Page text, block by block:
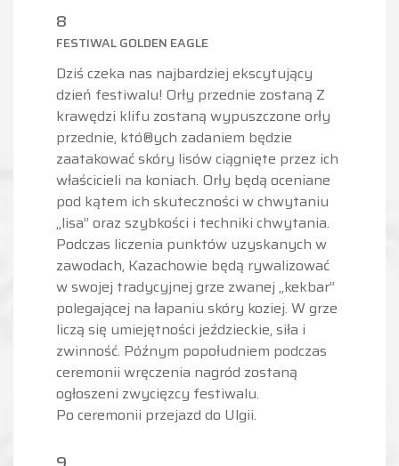
8
FESTIWAL GOLDEN EAGLE
Dziś czeka nas najbardziej ekscytujący
dzień festiwalu! Orły przednie zostaną Z
krawędzi klifu zostaną wypuszczone orły
przednie, któ®ych zadaniem będzie
zaatakować skóry lisów ciągnięte przez ich
właścicieli na koniach. Orły będą oceniane
pod kątem ich skuteczności w chwytaniu
„lisa” oraz szybkości i techniki chwytania.
Podczas liczenia punktów uzyskanych w
zawodach, Kazachowie będą rywalizować
w swojej tradycyjnej grze zwanej „kekbar”
polegającej na łapaniu skóry koziej. W grze
liczą się umiejętności jeździeckie, siła i
zwinność. Późnym popołudniem podczas
ceremonii wręczenia nagród zostaną
ogłoszeni zwycięzcy festiwalu.
Po ceremonii przejazd do Ulgii.